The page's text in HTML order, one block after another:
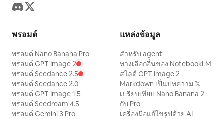
พรอมต์
พรอมต์ Nano Banana Pro
พรอมต์ GPT Image 2
พรอมต์ Seedance 2.5
พรอมต์ Seedance 2.0
พรอมต์ GPT Image 1.5
พรอมต์ Seedream 4.5
พรอมต์ Gemini 3 Pro
แหล่งข้อมูล
สำหรับ agent
ทางเลือกอื่นของ NotebookLM
สไลด์ GPT Image 2
Markdown เป็นบทความ 𝕏
เปรียบเทียบ Nano Banana 2
กับ Pro
เครื่องมือแก้ไขรูปด้วย AI